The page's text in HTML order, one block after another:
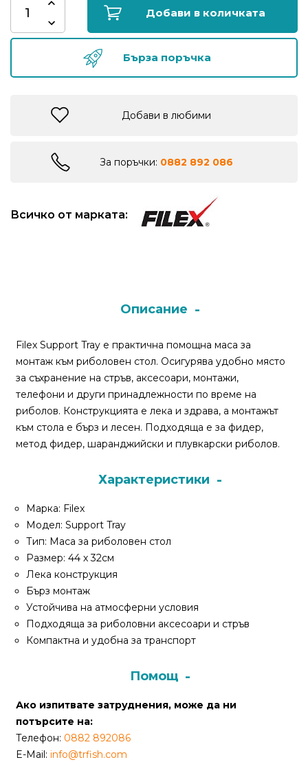
риболов
риболов
Монтажи
и
поводи
Плувки
за
риболов
за
риболов
Сонари
За
нас
доставка
Връщане
Добави в количката
Бърза поръчка
Добави в любими
За поръчки: 0882 892 086
Всичко от марката:
Описание
Filex Support Tray е практична помощна маса за
монтаж към риболовен стол. Осигурява удобно място
за съхранение на стръв, аксесоари, монтажи,
телефони и други принадлежности по време на
риболов. Конструкцията е лека и здрава, а монтажът
към стола е бърз и лесен. Подходяща е за фидер,
метод фидер, шаранджийски и плувкарски риболов.
Характеристики
Марка: Filex
Модел: Support Tray
Тип: Маса за риболовен стол
Размер: 44 х 32см
Лека конструкция
Бърз монтаж
Устойчива на атмосферни условия
Подходяща за риболовни аксесоари и стръв
Компактна и удобна за транспорт
Помощ
Ако изпитвате затруднения, може да ни
потърсите на:
Телефон: 0882 892086
E-Mail: info@trfish.com